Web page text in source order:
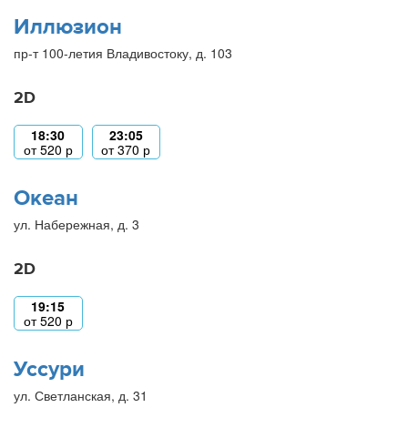
Иллюзион
пр-т 100-летия Владивостоку, д. 103
2D
18:30
от520 р
23:05
от370 р
Океан
ул. Набережная, д. 3
2D
19:15
от520 р
Уссури
ул. Светланская, д. 31